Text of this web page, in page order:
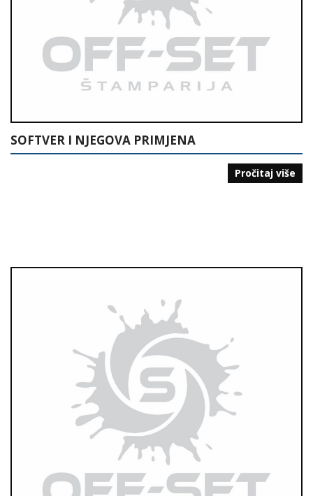
SOFTVER I NJEGOVA PRIMJENA
Pročitaj više